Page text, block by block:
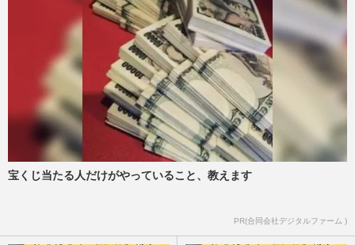
宝くじ当たる人だけがやっていること、教えます
PR(合同会社デジタルファーム )